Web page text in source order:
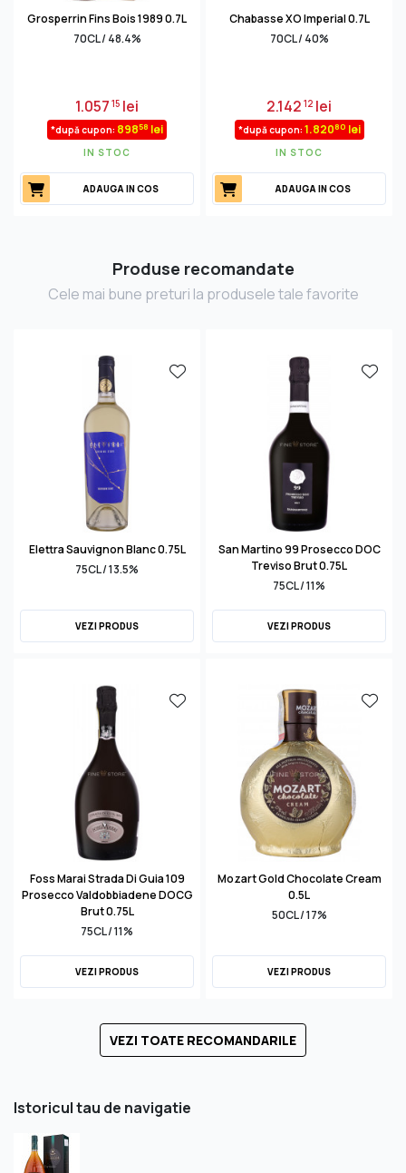
Grosperrin Fins Bois 1989 0.7L
70CL / 48.4%
1.05715 lei
*după cupon: 89858 lei
IN STOC
ADAUGA IN COS
Chabasse XO Imperial 0.7L
70CL / 40%
2.14212 lei
*după cupon: 1.82080 lei
IN STOC
ADAUGA IN COS
Produse recomandate
Cele mai bune preturi la produsele tale favorite
Elettra Sauvignon Blanc 0.75L
75CL / 13.5%
VEZI PRODUS
San Martino 99 Prosecco DOC
Treviso Brut 0.75L
75CL / 11%
VEZI PRODUS
Foss Marai Strada Di Guia 109
Prosecco Valdobbiadene DOCG
Brut 0.75L
75CL / 11%
VEZI PRODUS
Mozart Gold Chocolate Cream
0.5L
50CL / 17%
VEZI PRODUS
VEZI TOATE RECOMANDARILE
Istoricul tau de navigatie